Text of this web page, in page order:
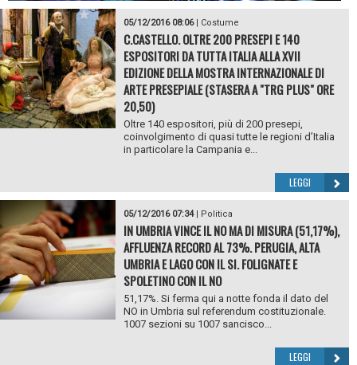
05/12/2016 08:06| Costume
C.CASTELLO. OLTRE 200 PRESEPI E 140
ESPOSITORI DA TUTTA ITALIA ALLA XVII
EDIZIONE DELLA MOSTRA INTERNAZIONALE DI
ARTE PRESEPIALE (STASERA A "TRG PLUS" ORE
20,50)
Oltre 140 espositori, più di 200 presepi,
coinvolgimento di quasi tutte le regioni d’Italia
in particolare la Campania e...
LEGGI
05/12/2016 07:34| Politica
IN UMBRIA VINCE IL NO MA DI MISURA (51,17%),
AFFLUENZA RECORD AL 73%. PERUGIA, ALTA
UMBRIA E LAGO CON IL SI. FOLIGNATE E
SPOLETINO CON IL NO
51,17%. Si ferma qui a notte fonda il dato del
NO in Umbria sul referendum costituzionale.
1007 sezioni su 1007 sancisco...
LEGGI